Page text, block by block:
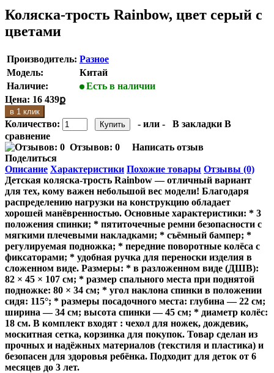
Коляска-трость Rainbow, цвет серый с
цветами
Производитель: Разное
Модель:
Китай
Наличие:
Есть в наличии
Цена: 16 439ք
в 1 клик
Количество: - или - В закладки В
сравнение
Отзывов: 0
Написать отзыв
Поделиться
Описание Характеристики Похожие товары Отзывы (0)
Детская коляска-трость Rainbow — отличный вариант
для тех, кому важен небольшой вес модели! Благодаря
распределению нагрузки на конструкцию обладает
хорошей манёвренностью. Основные характеристики: * 3
положения спинки; * пятиточечные ремни безопасности с
мягкими плечевыми накладками; * съёмный бампер; *
регулируемая подножка; * передние поворотные колёса с
фиксаторами; * удобная ручка для переноски изделия в
сложенном виде. Размеры: * в разложенном виде (ДШВ):
82 × 45 × 107 см; * размер спального места при поднятой
подножке: 80 × 34 см; * угол наклона спинки в положении
сидя: 115°; * размеры посадочного места: глубина — 22 см;
ширина — 34 см; высота спинки — 45 см; * диаметр колёс:
18 см. В комплект входят : чехол для ножек, дождевик,
москитная сетка, корзинка для покупок. Товар сделан из
прочных и надёжных материалов (текстиля и пластика) и
безопасен для здоровья ребёнка. Подходит для деток от 6
месяцев до 3 лет.